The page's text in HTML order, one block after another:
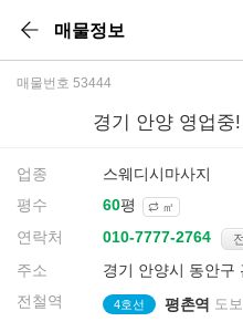
매물정보
매물번호 53444
경기 안양 영업중
업종
스웨디시마사지
평수
평 ㎡
연락처
주소
경기 안양시 동안구
전철역
4호선 평촌역 도